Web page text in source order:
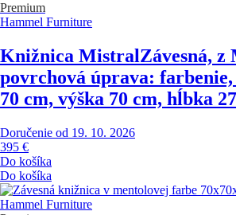
Premium
Hammel Furniture
Knižnica Mistral Závesná, z
povrchová úprava:
70 cm, výška 70 cm, hĺbka
Doručenie od 19. 10. 2026
395 €
Do košíka
Do košíka